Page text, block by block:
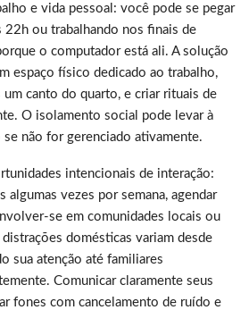
e vida pessoal: você pode se pegar
22h ou trabalhando nos finais de
o computador está ali. A solução
espaço físico dedicado ao trabalho,
um canto do quarto, e criar rituais de
O isolamento social pode levar à
não for gerenciado ativamente.
intencionais de interação:
algumas vezes por semana, agendar
se em comunidades locais ou
domésticas variam desde
sua atenção até familiares
Comunicar claramente seus
fones com cancelamento de ruído e